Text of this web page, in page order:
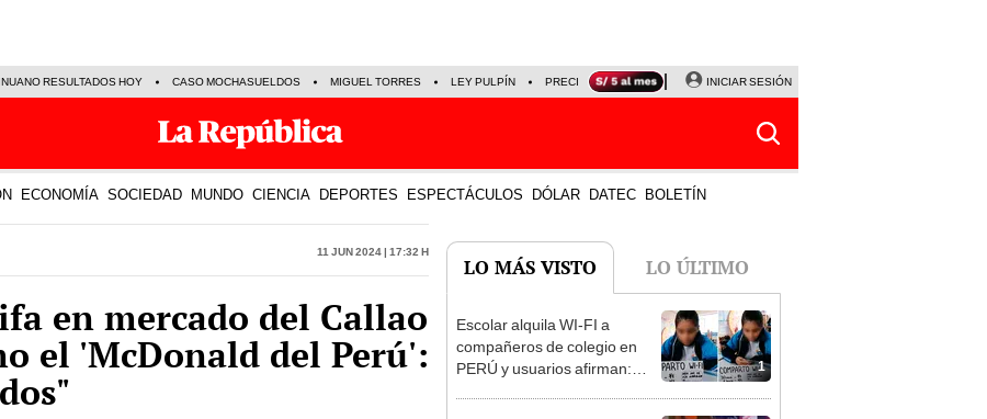
RESULTADOS HOY CASO MOCHASUELDOS MIGUEL TORRES LEY PULPÍN PRECIO DEL DÓLAR CORTE DE LUZ VIERNES 7 DE AGOSTO
INICIAR SESIÓN
ECONOMÍA SOCIEDAD MUNDO CIENCIA DEPORTES ESPECTÁCULOS DÓLAR DATEC BOLETÍN
11 Jun 2024 | 17:32 h
en mercado del Callao
el 'McDonald del Perú':
LO MÁS VISTO LO ÚLTIMO
1
Escolar alquila WI-FI a
compañeros de colegio en
PERÚ y usuarios afirman: